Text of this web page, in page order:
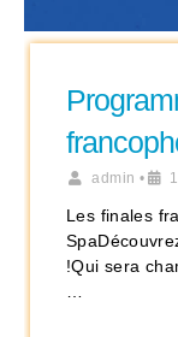
admin •
Les finales
!Qui sera
…